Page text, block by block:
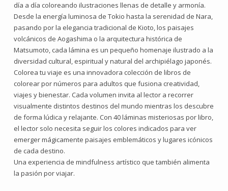
día a día coloreando ilustraciones llenas de detalle y armonía.
Desde la energía luminosa de Tokio hasta la serenidad de Nara,
pasando por la elegancia tradicional de Kioto, los paisajes
volcánicos de Aogashima o la arquitectura histórica de
Matsumoto, cada lámina es un pequeño homenaje ilustrado a la
diversidad cultural, espiritual y natural del archipiélago japonés.
Colorea tu viaje es una innovadora colección de libros de
colorear por números para adultos que fusiona creatividad,
viajes y bienestar. Cada volumen invita al lector a recorrer
visualmente distintos destinos del mundo mientras los descubre
de forma lúdica y relajante. Con 40 láminas misteriosas por libro,
el lector solo necesita seguir los colores indicados para ver
emerger mágicamente paisajes emblemáticos y lugares icónicos
de cada destino.
Una experiencia de mindfulness artístico que también alimenta
la pasión por viajar.